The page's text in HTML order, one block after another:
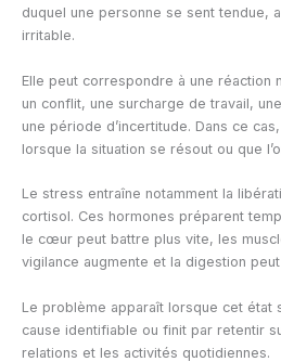
duquel une personne se sent tendue,
irritable.
Elle peut correspondre à une réaction
un conflit, une surcharge de travail,
une période d’incertitude. Dans ce
lorsque la situation se résout ou que
Le stress entraîne notamment la
cortisol. Ces hormones préparent
le cœur peut battre plus vite, les
vigilance augmente et la digestion
Le problème apparaît lorsque cet état
cause identifiable ou finit par retentir
relations et les activités quotidiennes.